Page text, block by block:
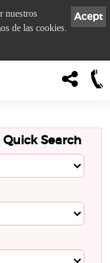
Quick Search
Acept
nuestros
de las cookies.